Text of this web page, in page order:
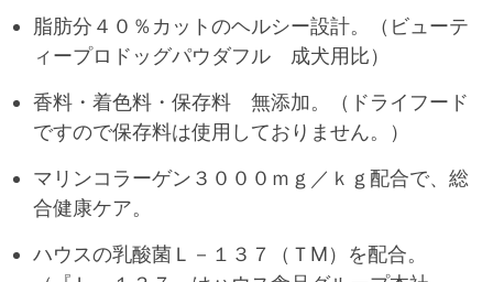
脂肪分４０％カットのヘルシー設計。（ビューテ
ィープロドッグパウダフル 成犬用比）
香料・着色料・保存料 無添加。（ドライフード
ですので保存料は使用しておりません。）
マリンコラーゲン３０００ｍｇ／ｋｇ配合で、総
合健康ケア。
ハウスの乳酸菌Ｌ－１３７（ＴM）を配合。